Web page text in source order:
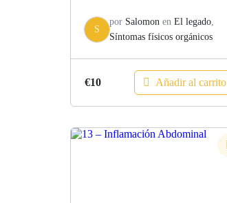
S
por Salomon en El legado
Síntomas físicos orgánicos
€10 Añadir al carrito